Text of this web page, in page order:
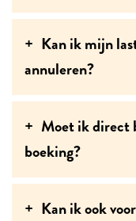
Kan ik mijn
annuleren?
Moet ik direct
boeking?
Kan ik ook